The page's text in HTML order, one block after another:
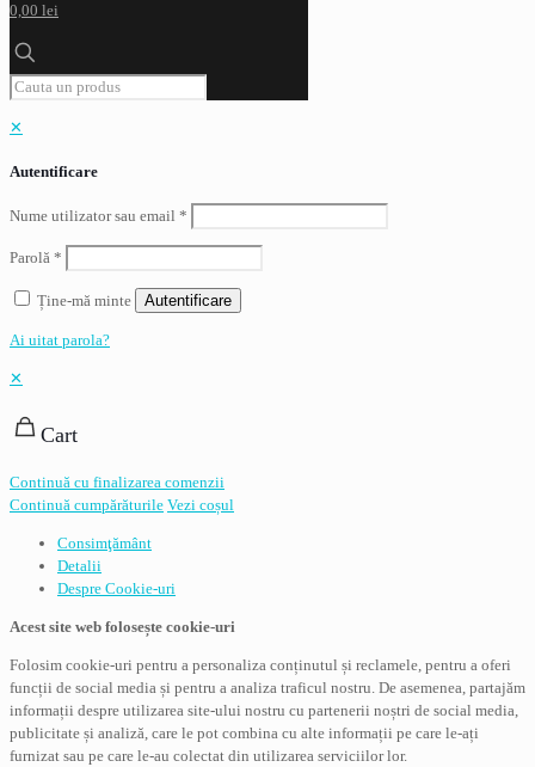
0,00 lei
✕
Autentificare
Nume utilizator sau email *
Parolă *
Ține-mă minte Autentificare
Ai uitat parola?
✕
Cart
Continuă cu finalizarea comenzii
Continuă cumpărăturile Vezi coșul
Consimţământ
Detalii
Despre Cookie-uri
Acest site web folosește cookie-uri
Folosim cookie-uri pentru a personaliza conținutul și reclamele, pentru a oferi
funcții de social media și pentru a analiza traficul nostru. De asemenea, partajăm
informații despre utilizarea site-ului nostru cu partenerii noștri de social media,
publicitate și analiză, care le pot combina cu alte informații pe care le-ați
furnizat sau pe care le-au colectat din utilizarea serviciilor lor.